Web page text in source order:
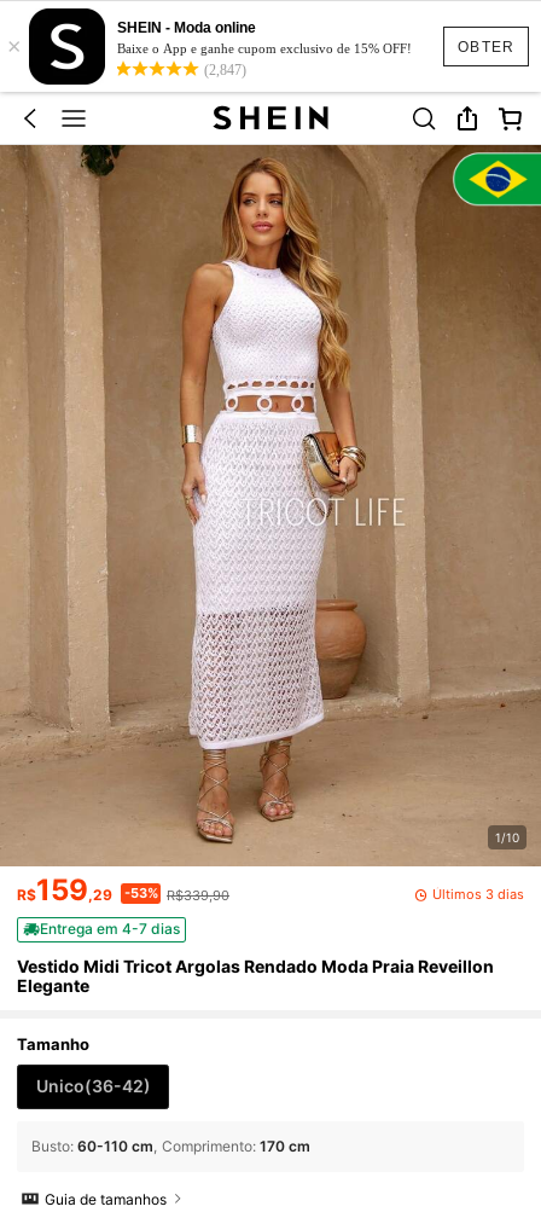
OBTER
×
SHEIN - Moda online
Baixe o App e ganhe cupom exclusivo de 15% OFF!
(2,847)
1/10
R$159,29 -53% R$339,90 Últimos 3 dias
Entrega em 4-7 dias
Vestido Midi Tricot Argolas Rendado Moda Praia Reveillon
Elegante
Tamanho
Unico(36-42)
Busto: 60-110 cm Comprimento: 170 cm
Guia de tamanhos